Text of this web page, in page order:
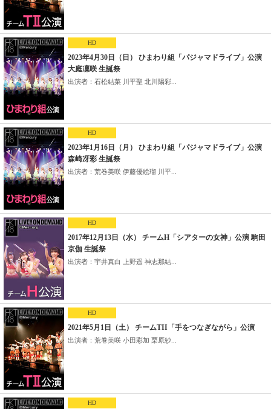
HD
2023年4月30日（日） ひまわり組「パジャマドライブ」公演
大庭凜咲 生誕祭
出演者：石松結菜 川平聖 北川陽彩...
HD
2023年1月16日（月） ひまわり組「パジャマドライブ」公演
森崎冴彩 生誕祭
出演者：荒巻美咲 伊藤優絵瑠 川平...
HD
2017年12月13日（水） チームH「シアターの女神」公演 駒田
京伽 生誕祭
出演者：宇井真白 上野遥 神志那結...
HD
2021年5月1日（土） チームTII「手をつなぎながら」公演
出演者：荒巻美咲 小田彩加 栗原紗...
HD